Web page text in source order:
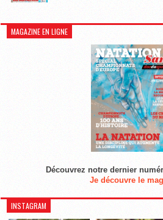
MAGAZINE EN LIGNE
Découvrez notre dernier
Je découvre le
INSTAGRAM